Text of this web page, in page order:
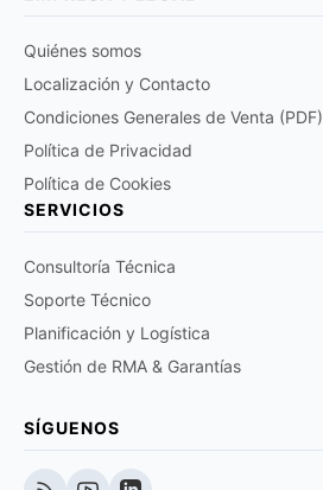
Quiénes somos
Localización y Contacto
Condiciones Generales de Venta (PDF)
Política de Privacidad
Política de Cookies
SERVICIOS
Consultoría Técnica
Soporte Técnico
Planificación y Logística
Gestión de RMA & Garantías
SÍGUENOS